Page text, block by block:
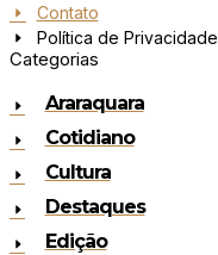
Contato
Política de Privacidade
Categorias
Araraquara
Cotidiano
Cultura
Destaques
Edição